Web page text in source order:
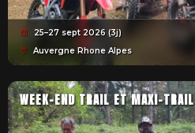
25–27 sept 2026 (3j)
Auvergne Rhone Alpes
WEEK-END TRAIL ET MAXI-TRAIL